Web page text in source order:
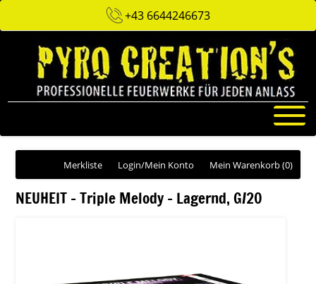
+43 6644246673
Mein Warenkorb(0)
Login/Mein Konto
Merkliste
NEUHEIT - Triple Melody - Lagernd, G/20